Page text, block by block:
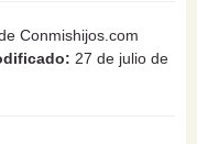
Conmishijos.com
27 de julio de